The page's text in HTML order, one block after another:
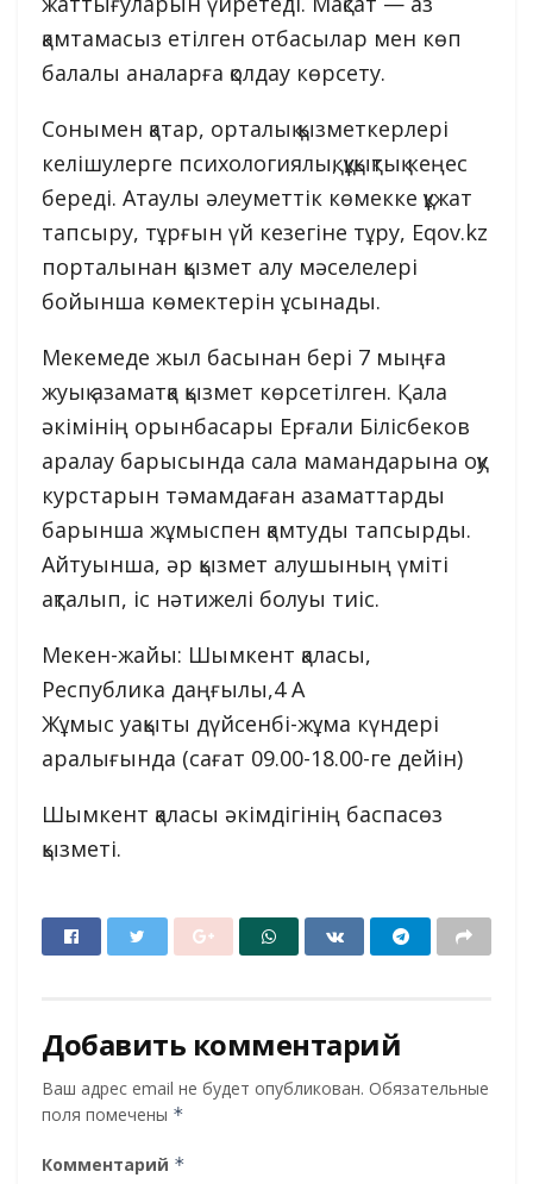
қамтамасыз етілген отбасылар мен көп
балалы аналарға қолдау көрсету.
Сонымен қатар, орталық қызметкерлері
келішулерге психологиялық, құқықтық кеңес
береді. Атаулы әлеуметтік көмекке құжат
тапсыру, тұрғын үй кезегіне тұру, Еqov.kz
порталынан қызмет алу мәселелері
бойынша көмектерін ұсынады.
Мекемеде жыл басынан бері 7 мыңға
жуық азаматқа қызмет көрсетілген. Қала
әкімінің орынбасары Ерғали Білісбеков
аралау барысында сала мамандарына оқу
курстарын тәмамдаған азаматтарды
барынша жұмыспен қамтуды тапсырды.
Айтуынша, әр қызмет алушының үміті
ақталып, іс нәтижелі болуы тиіс.
Мекен-жайы: Шымкент қаласы,
Республика даңғылы,4 А
Жұмыс уақыты дүйсенбі-жұма күндері
аралығында (сағат 09.00-18.00-ге дейін)
Шымкент қаласы әкімдігінің баспасөз
қызметі.
Добавить комментарий
Ваш адрес email не будет опубликован. Обязательные
поля помечены *
Комментарий *